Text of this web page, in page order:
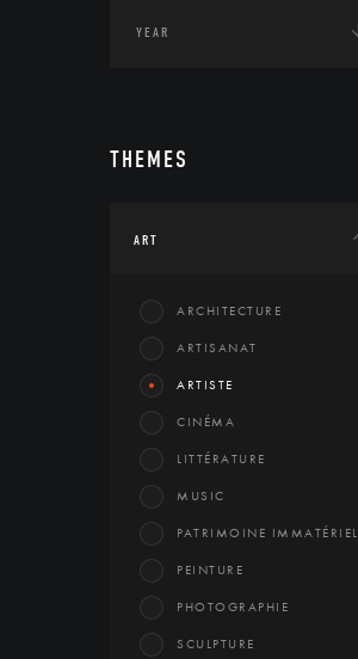
THEMES
ART
ARCHITECTURE
ARTISANAT
ARTISTE
CINÉMA
LITTÉRATURE
MUSIC
PATRIMOINE IMMATÉRIEL
PEINTURE
PHOTOGRAPHIE
SCULPTURE